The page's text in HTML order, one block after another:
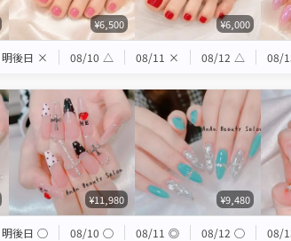
¥6,500 ¥6,000
明後日 × 08/10 △ 08/11 × 08/12 △ 08/
¥11,980 ¥9,480
明後日 ◯ 08/10 ◯ 08/11 ◎ 08/12 ◯ 08/